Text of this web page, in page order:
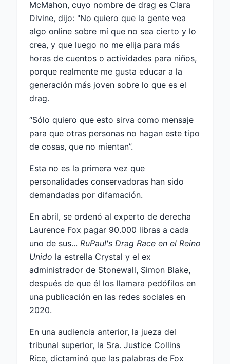
McMahon, cuyo nombre de drag es Clara
Divine, dijo: "No quiero que la gente vea
algo online sobre mí que no sea cierto y lo
crea, y que luego no me elija para más
horas de cuentos o actividades para niños,
porque realmente me gusta educar a la
generación más joven sobre lo que es el
drag.
“Sólo quiero que esto sirva como mensaje
para que otras personas no hagan este tipo
de cosas, que no mientan”.
Esta no es la primera vez que
personalidades conservadoras han sido
demandadas por difamación.
En abril, se ordenó al experto de derecha
Laurence Fox pagar 90.000 libras a cada
uno de sus... RuPaul's Drag Race en el Reino
Unido la estrella Crystal y el ex
administrador de Stonewall, Simon Blake,
después de que él los llamara pedófilos en
una publicación en las redes sociales en
2020.
En una audiencia anterior, la jueza del
tribunal superior, la Sra. Justice Collins
Rice, dictaminó que las palabras de Fox